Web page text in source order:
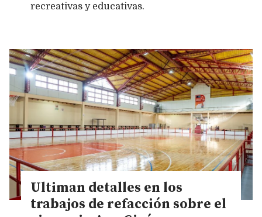
recreativas y educativas.
Ultiman detalles en los
trabajos de refacción sobre el